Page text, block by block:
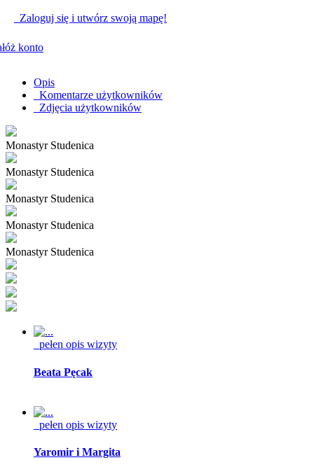
Zaloguj się i utwórz swoją mapę!
konto
Opis
Komentarze użytkowników
Zdjęcia użytkowników
Monastyr Studenica
Monastyr Studenica
Monastyr Studenica
Monastyr Studenica
Monastyr Studenica
pełen opis wizyty
Beata Pęcak
pełen opis wizyty
Yaromir i Margita